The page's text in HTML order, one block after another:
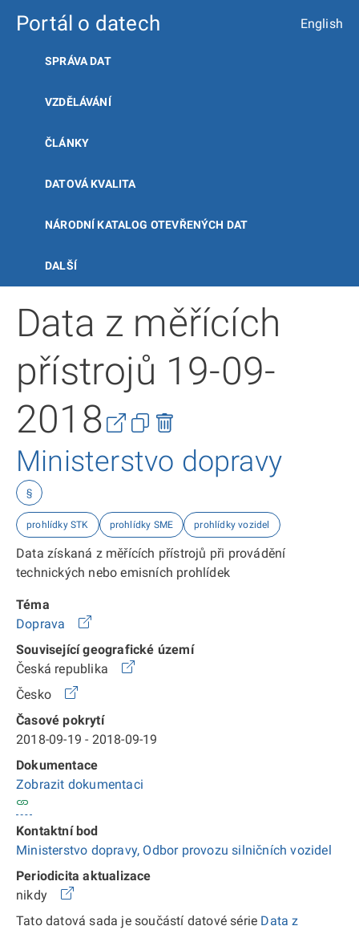
Portál o datech English
SPRÁVA DAT
VZDĚLÁVÁNÍ
ČLÁNKY
DATOVÁ KVALITA
NÁRODNÍ KATALOG OTEVŘENÝCH DAT
DALŠÍ
Data z měřících
přístrojů 19-09-
2018
Ministerstvo dopravy
§
prohlídky STK prohlídky SME prohlídky vozidel
Data získaná z měřících přístrojů při provádění
technických nebo emisních prohlídek
Téma
Doprava
Související geografické území
Česká republika
Česko
Časové pokrytí
2018-09-19 - 2018-09-19
Dokumentace
Zobrazit dokumentaci
Kontaktní bod
Ministerstvo dopravy, Odbor provozu silničních vozidel
Periodicita aktualizace
nikdy
Tato datová sada je součástí datové série Data z